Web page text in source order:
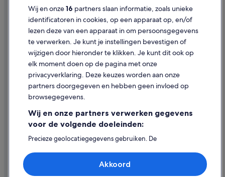
Hotels met airconditioning in Gent
Hotels met 3 sterren in Gent Centrum
Hotels met parkeerplaatsen in Gent
Hotels met 3 sterren in Gent
Hotels in de buurt van Winkelcentrum Langemunt
Hotels met 5 sterren in Gent Centrum
Hotels met parkeerplaatsen in Gent Centrum
Kastelen in Gent
Woonboten in Gent
Hotels in de buurt van Sint-Baafskathedraal
Fletcher-Hotels in Gent
Juridische informatie/Contact
Inhoudsrichtlijnen en inhoud rapporteren
Hulp
Ondersteuning
Je boeking wijzigen of annuleren
Restitutieproces en tijdsbestek
Boek een vlucht met airlinetegoed
Wij en onze16 partners slaan informatie, zoals unieke
identificatoren in cookies, op een apparaat op, en/of
lezen deze van een apparaat in om persoonsgegevens
te verwerken. Je kunt je instellingen bevestigen of
wijzigen door hieronder te klikken. Je kunt dit ook op
elk moment doen op de pagina met onze
privacyverklaring. Deze keuzes worden aan onze
partners doorgegeven en hebben geen invloed op
browsegegevens.
Wij en onze partners verwerken gegevens
voor de volgende doeleinden:
Precieze geolocatiegegevens gebruiken. De
Informatie op een apparaat opslaan en/of openen.
Gepersonaliseerde advertenties en content, advertentie-
en contentmetingen, doelgroepenonderzoek en
Akkoord